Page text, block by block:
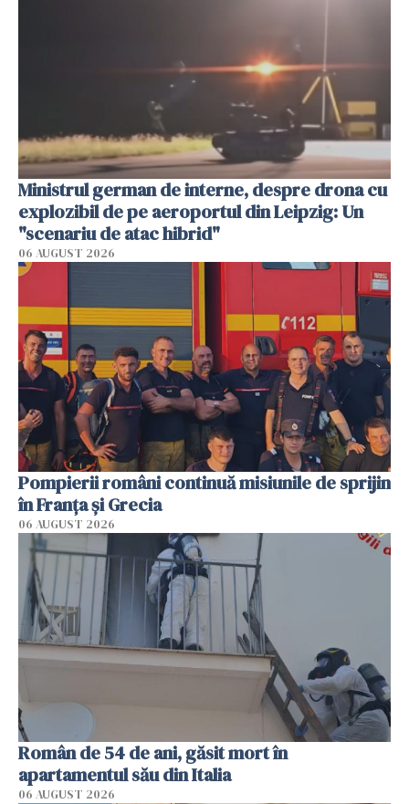
Ministrul german de interne, despre drona cu
explozibil de pe aeroportul din Leipzig: Un
"scenariu de atac hibrid"
06 AUGUST 2026
Pompierii români continuă misiunile de sprijin
în Franţa şi Grecia
06 AUGUST 2026
Român de 54 de ani, găsit mort în
apartamentul său din Italia
06 AUGUST 2026